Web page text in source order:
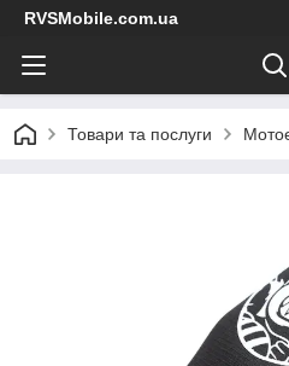
RVSMobile.com.ua
Товари та послуги